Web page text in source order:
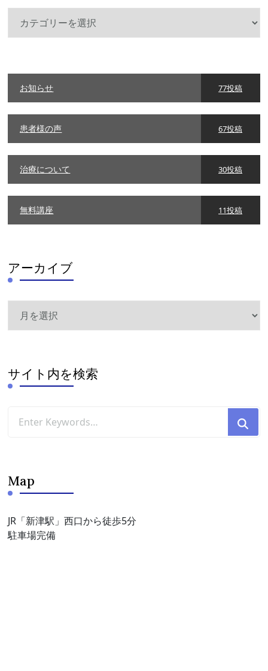
ー
お知らせ 77投稿
患者様の声 67投稿
治療について 30投稿
無料講座 11投稿
アーカイブ
サイト内を検索
for
Map
JR「新津駅」西口から徒歩5分
駐車場完備